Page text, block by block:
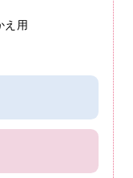
え用